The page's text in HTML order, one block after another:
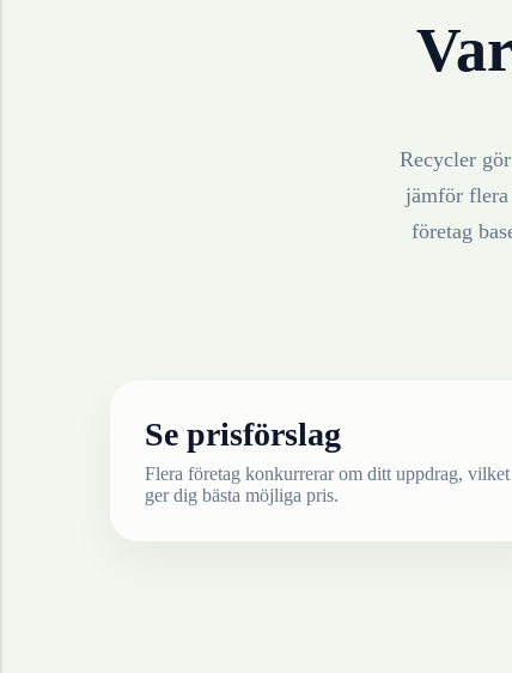
Recycler
jämför
företag
Se prisförslag
Flera företag konkurrerar om ditt uppdrag, vilket
ger dig bästa möjliga pris.